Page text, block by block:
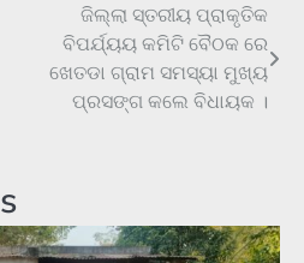
ଜିଲ୍ଲା ସ୍ତରୀୟ ପ୍ରାକୃତିକ
ବିପର୍ଯ୍ୟୟ କମିଟି ବୈଠକ ରେ
ଖେତଡା ଗ୍ରାମ ସମସ୍ୟା ମୁଖ୍ୟ
ପ୍ରସଙ୍ଗ କଲେ ବିଧାୟକ ।